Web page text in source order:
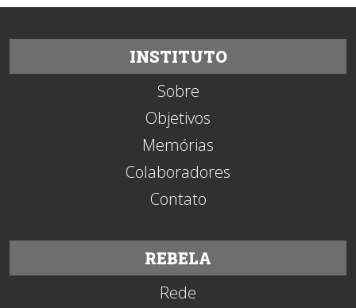
INSTITUTO
Sobre
Objetivos
Memórias
Colaboradores
Contato
REBELA
Rede